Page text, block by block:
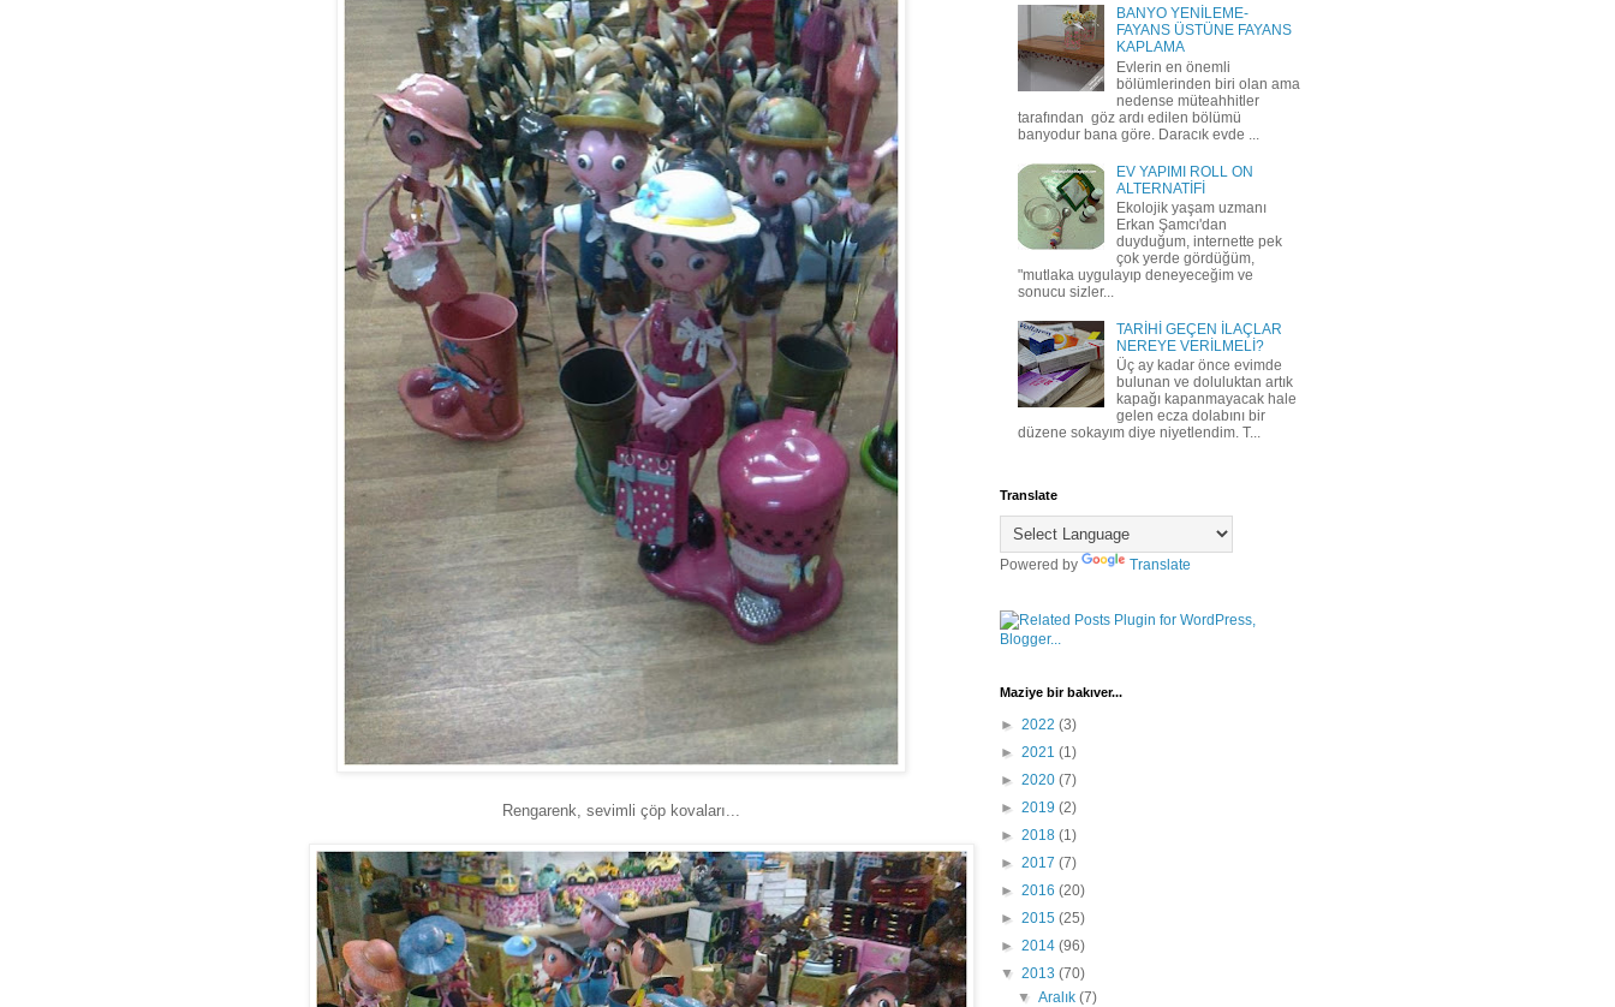
Rengarenk, sevimli çöp kovaları...
BANYO YENİLEME-
FAYANS ÜSTÜNE FAYANS
KAPLAMA
Evlerin en önemli
bölümlerinden biri olan ama
nedense müteahhitler
tarafından göz ardı edilen bölümü
banyodur bana göre. Daracık evde ...
EV YAPIMI ROLL ON
ALTERNATİFİ
Ekolojik yaşam uzmanı
Erkan Şamcı'dan
duyduğum, internette pek
çok yerde gördüğüm,
"mutlaka uygulayıp deneyeceğim ve
sonucu sizler...
TARİHİ GEÇEN İLAÇLAR
NEREYE VERİLMELİ?
Üç ay kadar önce evimde
bulunan ve doluluktan artık
kapağı kapanmayacak hale
gelen ecza dolabını bir
düzene sokayım diye niyetlendim. T...
Translate
Powered by Translate
Maziye bir bakıver...
► 2022 (3)
► 2021 (1)
► 2020 (7)
► 2019 (2)
► 2018 (1)
► 2017 (7)
► 2016 (20)
► 2015 (25)
► 2014 (96)
▼ 2013 (70)
▼Aralık(7)